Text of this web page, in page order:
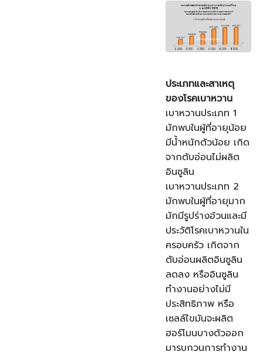
ประเภทและสาเหตุ
ของโรคเบาหวาน
เบาหวานประเภท 1
มักพบในผู้ที่อายุน้อย
มีน้ำหนักตัวน้อย เกิด
จากตับอ่อนไม่ผลิต
อินซูลิน
เบาหวานประเภท 2
มักพบในผู้ที่อายุมาก
มักมีรูปร่างอ้วนและมี
ประวัติโรคเบาหวานใน
ครอบครัว เกิดจาก
ตับอ่อนผลิตอินซูลิน
ลดลง หรืออินซูลิน
ทำงานอย่างไม่มี
ประสิทธิภาพ หรือ
เซลล์ไขมันจะผลิต
ฮอร์โมนบางตัวออก
มารบกวนการทำงาน